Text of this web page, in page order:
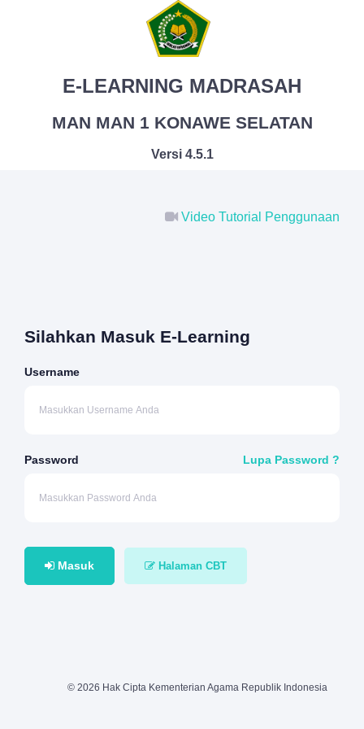
E-LEARNING MADRASAH
MAN MAN 1 KONAWE SELATAN
Versi 4.5.1
Video Tutorial Penggunaan
Silahkan Masuk E-Learning
Username
Password Lupa Password ?
Masuk Halaman CBT
© 2026 Hak Cipta Kementerian Agama Republik Indonesia